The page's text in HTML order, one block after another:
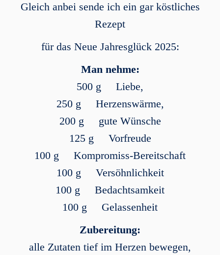
Gleich anbei sende ich ein gar köstliches
Rezept
für das Neue Jahresglück 2025:
Man nehme:
500 g Liebe,
250 g Herzenswärme,
200 g gute Wünsche
125 g Vorfreude
100 g Kompromiss-Bereitschaft
100 g Versöhnlichkeit
100 g Bedachtsamkeit
100 g Gelassenheit
Zubereitung:
alle Zutaten tief im Herzen bewegen,